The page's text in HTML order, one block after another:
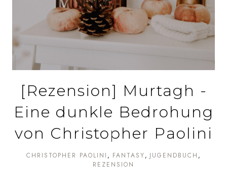
[Rezension] Murtagh -
Eine dunkle Bedrohung
von Christopher Paolini
CHRISTOPHER PAOLINI FANTASY
JUGENDBUCH
REZENSION